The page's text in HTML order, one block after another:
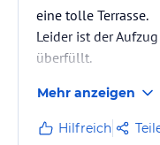
eine tolle Terrasse.
Leider ist der
überfüllt.
Mehr anzeigen
Hilfreich